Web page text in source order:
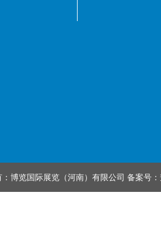
：博览国际展览（河南）有限公司 备案号：